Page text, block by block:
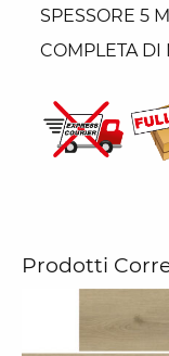
SPESSORE 5
COMPLETA DI
Prodotti